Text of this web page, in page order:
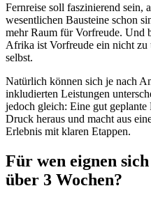
Fernreise soll faszinierend sein,
wesentlichen Bausteine schon
mehr Raum für Vorfreude. Und
Afrika ist Vorfreude ein nicht zu
selbst.
Natürlich können sich je nach
inkludierten Leistungen
jedoch gleich: Eine gut geplante
Druck heraus und macht aus
Erlebnis mit klaren Etappen.
Für wen eignen
über 3 Wochen?